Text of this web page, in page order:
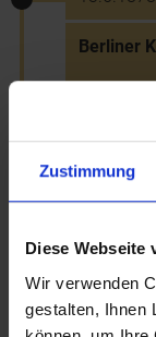
Zustimmung
Diese Webseite
Wir verwenden
gestalten, Ihnen
Berliner
1879